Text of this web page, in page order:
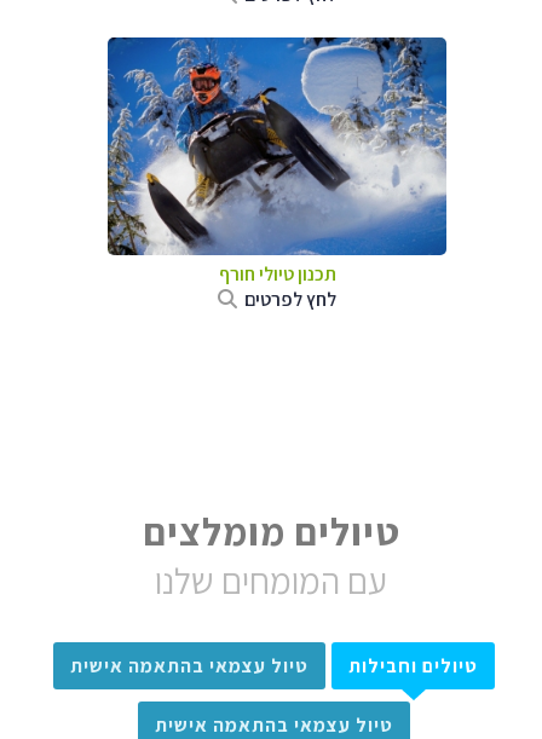
תכנון טיולי חורף
לחץ לפרטים
טיולים מומלצים
עם המומחים שלנו
טיולים וחבילות טיול עצמאי בהתאמה אישית
טיול עצמאי בהתאמה אישית